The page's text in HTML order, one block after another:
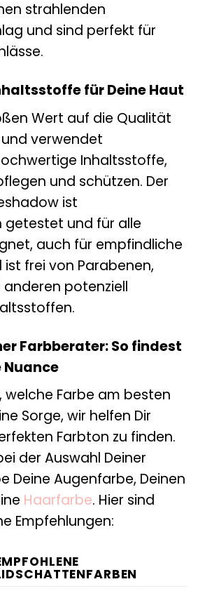
strahlenden
und sind perfekt für
für Deine Haut
Wert auf die Qualität
verwendet
Inhaltsstoffe,
und schützen. Der
ist
und für alle
auch für empfindliche
ist frei von Parabenen,
potenziell
Farbberater: So findest
Nuance
welche Farbe am besten
Sorge, wir helfen Dir
Farbton zu finden.
der Auswahl Deiner
Deine Augenfarbe, Deinen
Haarfarbe. Hier sind
Empfehlungen: